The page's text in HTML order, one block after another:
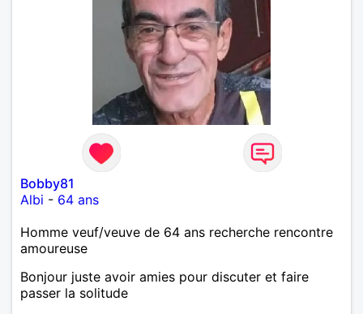
Bobby81
Albi - 64 ans
Homme veuf/veuve de 64 ans recherche rencontre
amoureuse
Bonjour juste avoir amies pour discuter et faire
passer la solitude